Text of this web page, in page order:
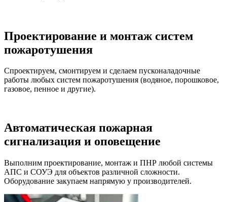
Проектирование и монтаж систем
пожаротушения
Спроектируем, смонтируем и сделаем пусконаладочные
работы любых систем пожаротушения (водяное, порошковое,
газовое, пенное и другие).
Автоматическая пожарная
сигнализация и оповещение
Выполним проектирование, монтаж и ПНР любой системы
АПС и СОУЭ для объектов различной сложности.
Оборудование закупаем напрямую у производителей.